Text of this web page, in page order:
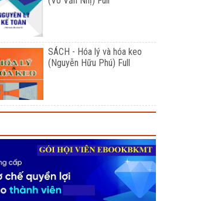
SÁCH - Hóa lý và hóa keo
(Nguyễn Hữu Phú) Full